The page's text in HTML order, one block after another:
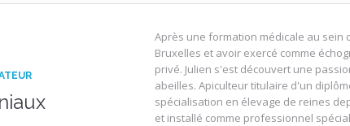
Après une formation médicale au sein
Bruxelles et avoir exercé comme
privé. Julien s'est découvert une
abeilles. Apiculteur titulaire d'un
spécialisation en élevage de reines
et installé comme professionnel